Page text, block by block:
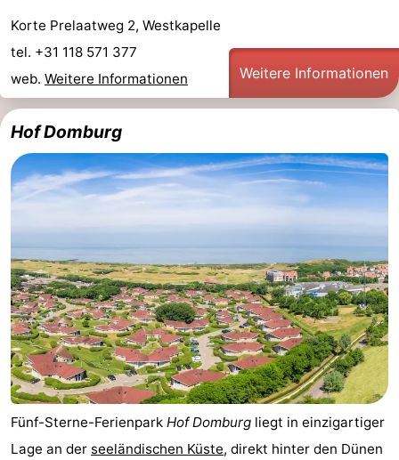
Denkmäler
-
Leuchtturme
-
Aussichtspunkte
Attraktionen
-
Spielplätze
-
Indoor-
Spielplätze
-
Bowling
Wellness-
Zentren
Dörfer
&
Städte
Natur
Führungen
Sport
Korte Prelaatweg 2, Westkapelle
tel. +31 118 571 377
web. Weitere Informationen Weitere Informationen
Hof Domburg
Fünf-Sterne-Ferienpark Hof Domburg liegt in einzigartiger
Lage an der seeländischen Küste, direkt hinter den Dünen